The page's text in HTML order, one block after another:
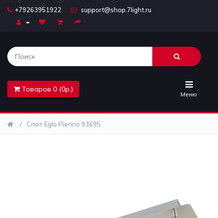
+79263951922 support@shop.7light.ru
Товаров 0 (0р.)
Меню
Комплектующие
Лайтбоксы
Спот Eglo Pierino 93695